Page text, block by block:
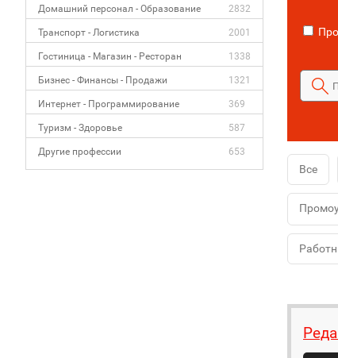
Домашний персонал - Образование 2832
Транспорт - Логистика 2001
Гостиница - Магазин - Ресторан 1338
Бизнес - Финансы - Продажи 1321
Интернет - Программирование 369
Туризм - Здоровье 587
Другие профессии 653
Все